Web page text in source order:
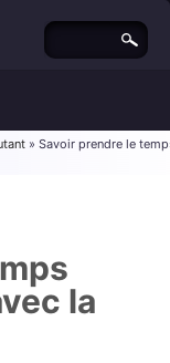
» Savoir prendre le
la